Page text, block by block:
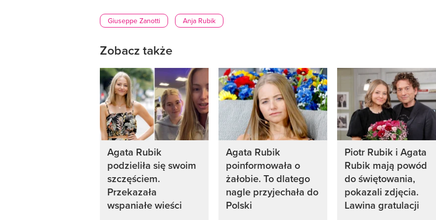
Giuseppe Zanotti Anja Rubik
Zobacz także
Agata Rubik
podzieliła się swoim
szczęściem.
Przekazała
wspaniałe wieści
Agata Rubik
poinformowała o
żałobie. To dlatego
nagle przyjechała do
Polski
Piotr Rubik i Agata
Rubik mają powód
do świętowania,
pokazali zdjęcia.
Lawina gratulacji